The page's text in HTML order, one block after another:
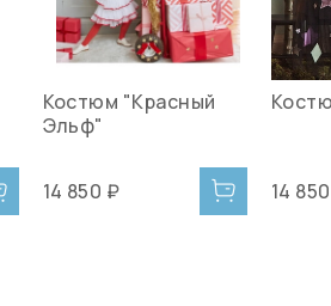
Костюм "Красный
Эльф"
14 850 ₽ 14